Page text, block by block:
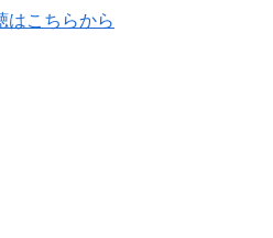
はこちらから